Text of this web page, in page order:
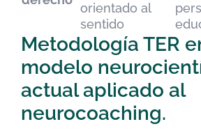
orientado al
sentido
Metodología TER
modelo
actual aplicado al
neurocoaching.